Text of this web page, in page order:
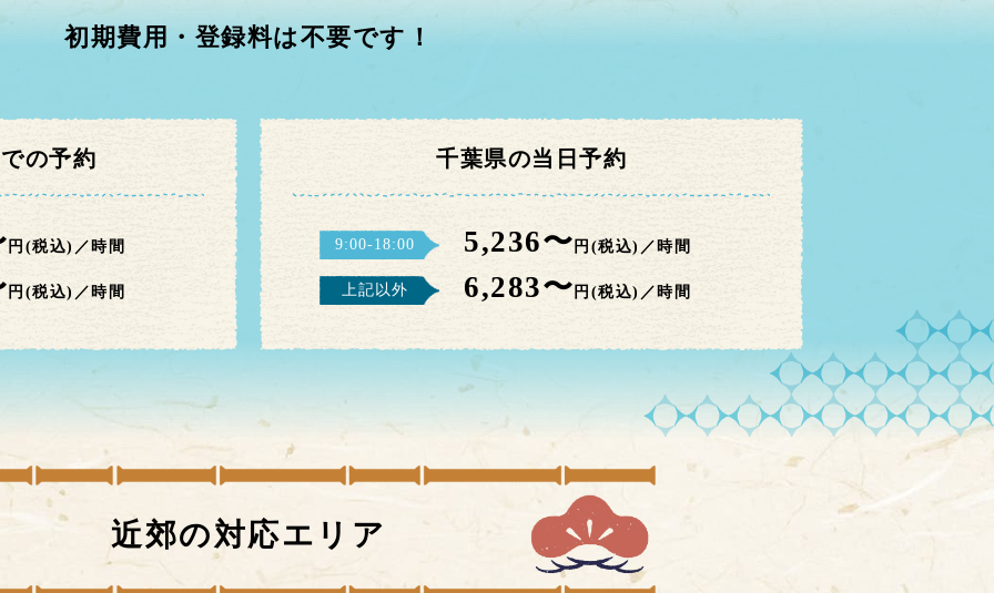
初期費用・登録料は不要です！
の予約
円(税込)／時間
円(税込)／時間
千葉県の当日予約
9:00-18:00 5,236〜 円(税込)／時間
上記以外 6,283〜 円(税込)／時間
近郊の対応エリア